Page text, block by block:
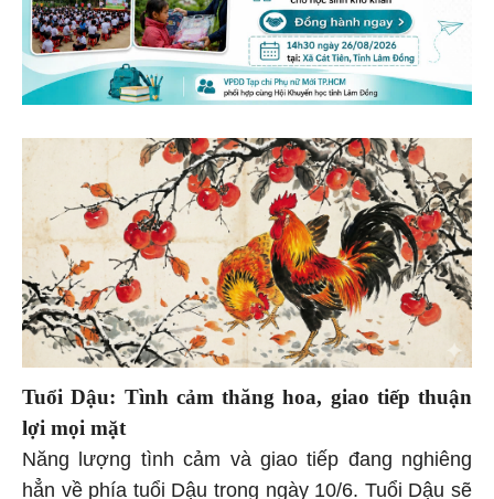
Tuổi Dậu: Tình cảm thăng hoa, giao tiếp thuận
lợi mọi mặt
Năng lượng tình cảm và giao tiếp đang nghiêng
hẳn về phía tuổi Dậu trong ngày 10/6. Tuổi Dậu sẽ